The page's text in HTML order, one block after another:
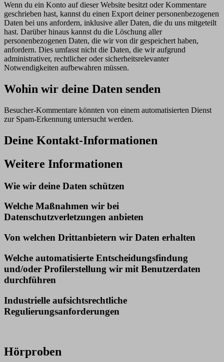
Wenn du ein Konto auf dieser Website besitzt oder Kommentare
geschrieben hast, kannst du einen Export deiner personenbezogenen
Daten bei uns anfordern, inklusive aller Daten, die du uns mitgeteilt
hast. Darüber hinaus kannst du die Löschung aller
personenbezogenen Daten, die wir von dir gespeichert haben,
anfordern. Dies umfasst nicht die Daten, die wir aufgrund
administrativer, rechtlicher oder sicherheitsrelevanter
Notwendigkeiten aufbewahren müssen.
Wohin wir deine Daten senden
Besucher-Kommentare könnten von einem automatisierten Dienst
zur Spam-Erkennung untersucht werden.
Deine Kontakt-Informationen
Weitere Informationen
Wie wir deine Daten schützen
Welche Maßnahmen wir bei
Datenschutzverletzungen anbieten
Von welchen Drittanbietern wir Daten erhalten
Welche automatisierte Entscheidungsfindung
und/oder Profilerstellung wir mit Benutzerdaten
durchführen
Industrielle aufsichtsrechtliche
Regulierungsanforderungen
Hörproben